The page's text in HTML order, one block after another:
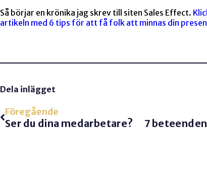
Så börjar en krönika jag skrev till siten Sales Effect.
artikeln med 6 tips för att få folk att minnas din
Dela inlägget
Föregående
Ser du dina medarbetare?